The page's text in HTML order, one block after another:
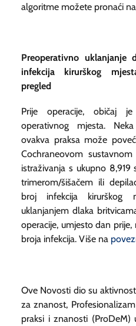
algoritme možete pronaći na
Preoperativno uklanjanje
infekcija kirurškog
pregled
Prije operacije, običaj
operativnog mjesta.
ovakva praksa može
Cochraneovom
istraživanja s ukupno 8,919
trimerom/šišačem ili
broj infekcija kirurškog
uklanjanjem dlaka
operacije, umjesto dan
broja infekcija. Više na
Ove Novosti dio su
za znanost,
praksi i znanosti (ProDeM)